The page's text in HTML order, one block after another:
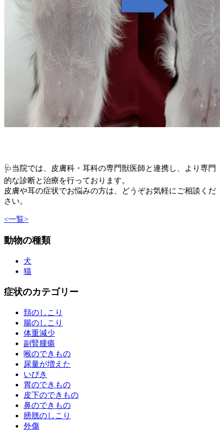
🩺当院では、皮膚科・耳科の専門獣医師と連携し、より専門
的な診断と治療を行っております。
皮膚や耳の症状でお悩みの方は、どうぞお気軽にご相談くだ
さい。
<一覧>
動物の種類
犬
猫
症状のカテゴリー
頚のしこり
腸のしこり
体重減少
副腎腫瘍
喉のできもの
尿量が増えた
いびき
胃のできもの
皮下のできもの
鼻のできもの
膀胱のしこり
外傷